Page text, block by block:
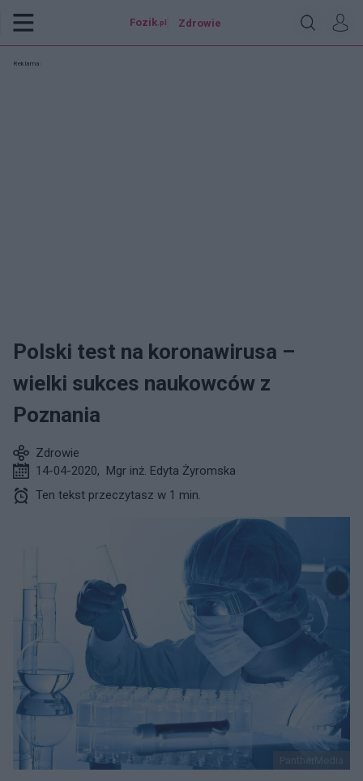
Fozik.pl Zdrowie
Reklama:
Polski test na koronawirusa –
wielki sukces naukowców z
Poznania
Zdrowie
14-04-2020, Mgr inż. Edyta Żyromska
Ten tekst przeczytasz w 1 min.